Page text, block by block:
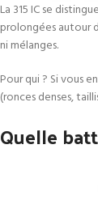
La 315 IC se
prolongées autour
ni mélanges.
Pour qui ? Si vous
(ronces denses,
Quelle